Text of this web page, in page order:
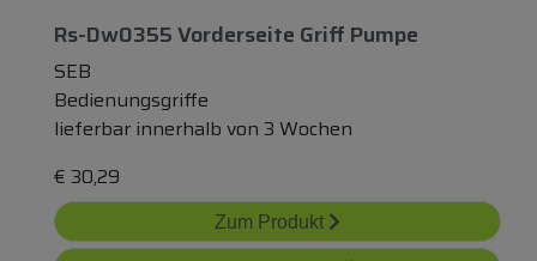
Rs-Dw0355 Vorderseite Griff Pumpe
SEB
Bedienungsgriffe
lieferbar innerhalb von 3 Wochen
€ 30,29
Zum Produkt